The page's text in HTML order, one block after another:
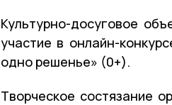
Культурно-досуговое
участие в онлайн-
одно решенье» (0+).
Творческое состязание